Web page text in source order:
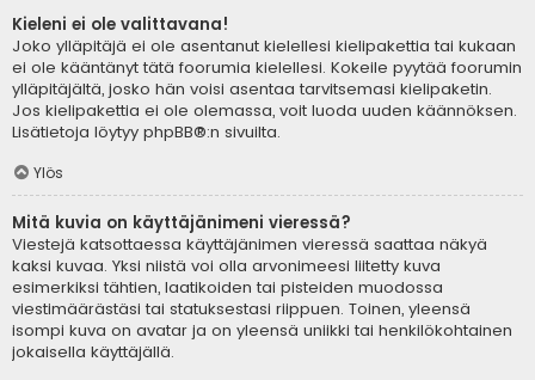
Kieleni ei ole valittavana!
Joko ylläpitäjä ei ole asentanut kielellesi kielipakettia tai kukaan
ei ole kääntänyt tätä foorumia kielellesi. Kokeile pyytää foorumin
ylläpitäjältä, josko hän voisi asentaa tarvitsemasi kielipaketin.
Jos kielipakettia ei ole olemassa, voit luoda uuden käännöksen.
Lisätietoja löytyy phpBB®:n sivuilta.
Ylös
Mitä kuvia on käyttäjänimeni vieressä?
Viestejä katsottaessa käyttäjänimen vieressä saattaa näkyä
kaksi kuvaa. Yksi niistä voi olla arvonimeesi liitetty kuva
esimerkiksi tähtien, laatikoiden tai pisteiden muodossa
viestimäärästäsi tai statuksestasi riippuen. Toinen, yleensä
isompi kuva on avatar ja on yleensä uniikki tai henkilökohtainen
jokaisella käyttäjällä.